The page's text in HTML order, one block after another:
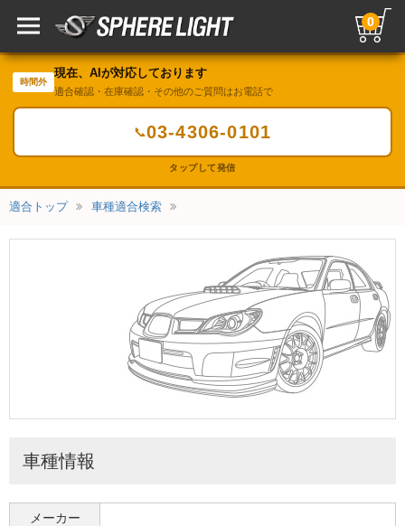
0
時間外
現在、AIが対応しております
適合確認・在庫確認・その他のご質問はお電話で
📞03-4306-0101
タップして発信
適合トップ 車種適合検索
車種情報
メーカー